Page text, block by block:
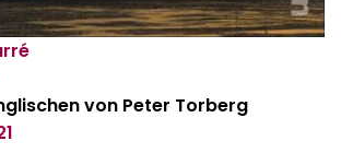
von Peter Torberg